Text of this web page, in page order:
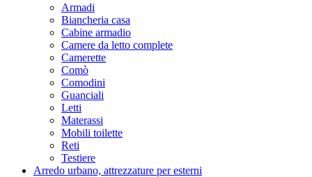
Armadi
Biancheria casa
Cabine armadio
Camere da letto complete
Camerette
Comò
Comodini
Guanciali
Letti
Materassi
Mobili toilette
Reti
Testiere
Arredo urbano, attrezzature per esterni